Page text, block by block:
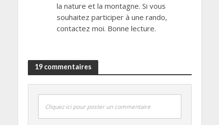
la nature et la montagne. Si vous
souhaitez participer à une rando,
contactez moi. Bonne lecture.
19 commentaires
Cliquez ici pour poster un commentaire